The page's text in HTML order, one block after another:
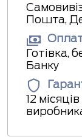
Пошта,
Готівка,
Банку
12